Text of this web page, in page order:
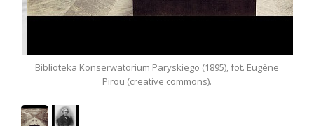
Biblioteka Konserwatorium Paryskiego (1895), fot. Eugène
Pirou (creative commons).